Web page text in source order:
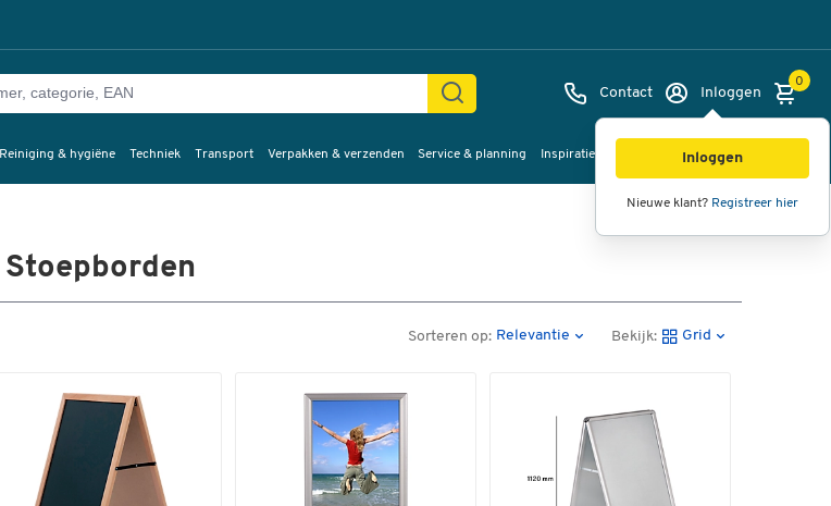
Contact Inloggen
Inloggen
Nieuwe klant? Registreer hier
0
Reiniging & hygiëne Techniek Transport Verpakken & verzenden Service & planning Inspiratie
Stoepborden
Sorteren op: Relevantie Bekijk: Grid